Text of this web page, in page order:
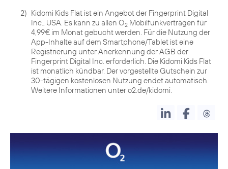
2) Kidomi Kids Flat ist ein Angebot der Fingerprint Digital
Inc., USA. Es kann zu allen O2 Mobilfunkverträgen für
4,99€ im Monat gebucht werden. Für die Nutzung der
App-Inhalte auf dem Smartphone/Tablet ist eine
Registrierung unter Anerkennung der AGB der
Fingerprint Digital Inc. erforderlich. Die Kidomi Kids Flat
ist monatlich kündbar. Der vorgestellte Gutschein zur
30-tägigen kostenlosen Nutzung endet automatisch.
Weitere Informationen unter o2.de/kidomi.